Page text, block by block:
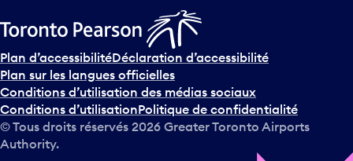
Plan d’accessibilitéDéclaration d’accessibilité
Plan sur les langues officielles
Conditions d’utilisation des médias sociaux
Conditions d’utilisationPolitique de confidentialité
© Tous droits réservés 2026 Greater Toronto Airports
Authority.